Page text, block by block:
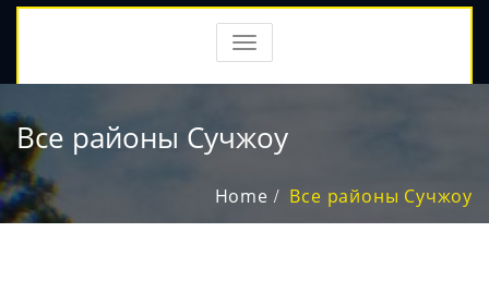
TOGGLE
NAVIGATION
Все районы Сучжоу
Home Все районы Сучжоу